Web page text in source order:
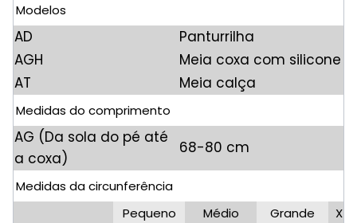
Modelos
AD
Panturrilha
AGH
Meia coxa com silicone
AT
Meia calça
Medidas do comprimento
AG (Da sola do pé até
a coxa)
68-80 cm
Medidas da circunferência
Pequeno
Médio Grande X-